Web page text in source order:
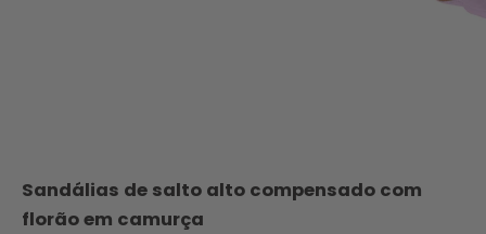
Sandálias de salto alto compensado com
florão em camurça